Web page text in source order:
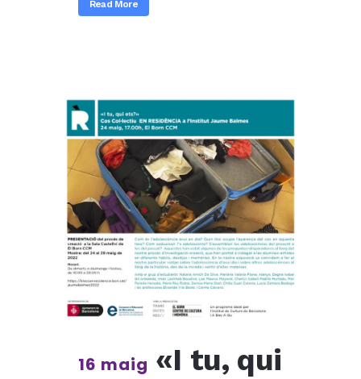
Read More
16 maig «I tu, qui